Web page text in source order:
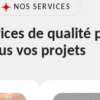
NOS SERVICES
de qualité
vos projets